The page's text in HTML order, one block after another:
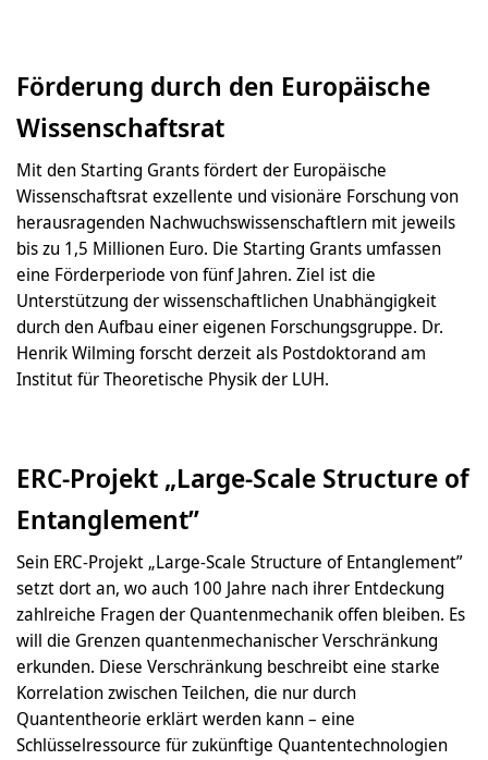
Förderung durch den Europäische
Wissenschaftsrat
Mit den Starting Grants fördert der Europäische
Wissenschaftsrat exzellente und visionäre Forschung von
herausragenden Nachwuchswissenschaftlern mit jeweils
bis zu 1,5 Millionen Euro. Die Starting Grants umfassen
eine Förderperiode von fünf Jahren. Ziel ist die
Unterstützung der wissenschaftlichen Unabhängigkeit
durch den Aufbau einer eigenen Forschungsgruppe. Dr.
Henrik Wilming forscht derzeit als Postdoktorand am
Institut für Theoretische Physik der LUH.
ERC-Projekt „Large-Scale Structure of
Entanglement”
Sein ERC-Projekt „Large-Scale Structure of Entanglement”
setzt dort an, wo auch 100 Jahre nach ihrer Entdeckung
zahlreiche Fragen der Quantenmechanik offen bleiben. Es
will die Grenzen quantenmechanischer Verschränkung
erkunden. Diese Verschränkung beschreibt eine starke
Korrelation zwischen Teilchen, die nur durch
Quantentheorie erklärt werden kann – eine
Schlüsselressource für zukünftige Quantentechnologien